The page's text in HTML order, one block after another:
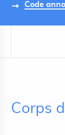
Code
Corps